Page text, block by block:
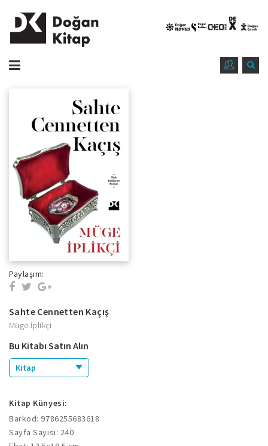
Paylaşım:
Sahte Cennetten Kaçış
Müge İplikçi
Bu Kitabı Satın Alın
Kitap
Kitap Künyesi:
Barkod: 9786255683618
Sayfa Sayısı: 240